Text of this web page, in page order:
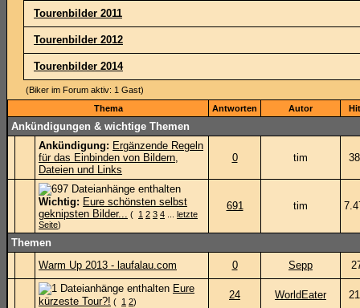
Tourenbilder 2011
Tourenbilder 2012
Tourenbilder 2014
(Biker im Forum aktiv: 1 Gast)
Thema
Antworten Autor
Ankündigungen & wichtige Themen
Ankündigung: Ergänzende Regeln
für das Einbinden von Bildern,
Dateien und Links
0 tim
Wichtig: Eure schönsten selbst
geknipsten Bilder... ( 1 2 3 4
letzte
Seite)
691 tim
Themen
Warm Up 2013 - laufalau.com
0 Sepp
Eure
kürzeste Tour?! ( 1 2)
24 WorldEater